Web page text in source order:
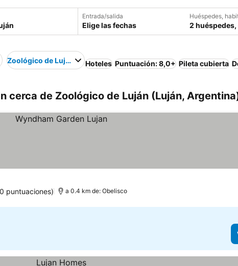
Entrada/salida
Elige las fechas
Huéspedes,
2
Zoológico de Luján Hoteles Puntuación: 8,0+ Pileta cubierta
cerca de Zoológico de Luján (Luján,
puntuaciones) a 0.4 km de: Obelisco